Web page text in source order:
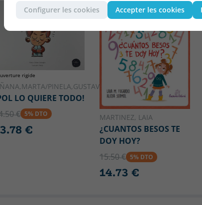
Configurer les cookies Accepter les cookies
rigide
PINELA,GUSTAVO
LO QUIERE TODO!
€ 5% DTO
€
MARTINEZ, LAIA
¿CUANTOS BESOS TE
DOY HOY?
15.50 € 5% DTO
14.73 €